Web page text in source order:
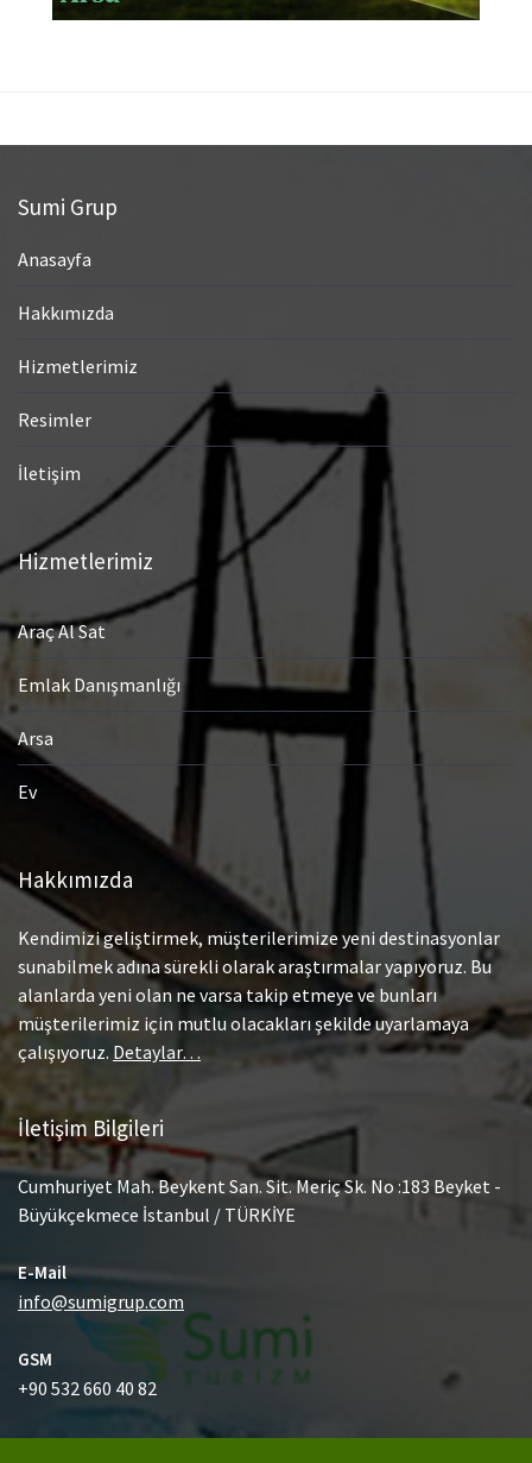
Sumi Grup
Anasayfa
Hakkımızda
Hizmetlerimiz
Resimler
İletişim
Hizmetlerimiz
Araç Al Sat
Emlak Danışmanlığı
Arsa
Ev
Hakkımızda
Kendimizi geliştirmek, müşterilerimize yeni destinasyonlar
sunabilmek adına sürekli olarak araştırmalar yapıyoruz. Bu
alanlarda yeni olan ne varsa takip etmeye ve bunları
müşterilerimiz için mutlu olacakları şekilde uyarlamaya
çalışıyoruz. Detaylar…
İletişim Bilgileri
Cumhuriyet Mah. Beykent San. Sit. Meriç Sk. No :183 Beyket -
Büyükçekmece İstanbul / TÜRKİYE
E-Mail
info@sumigrup.com
GSM
+90 532 660 40 82